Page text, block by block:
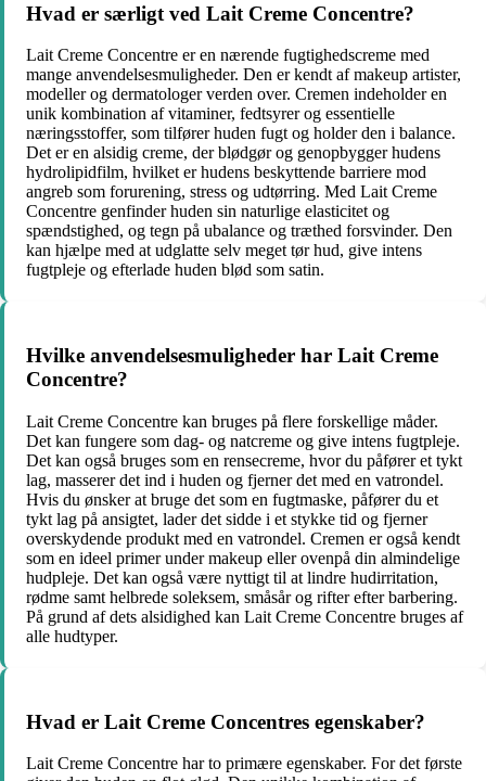
Hvad er særligt ved Lait Creme Concentre?
Lait Creme Concentre er en nærende fugtighedscreme med
mange anvendelsesmuligheder. Den er kendt af makeup artister,
modeller og dermatologer verden over. Cremen indeholder en
unik kombination af vitaminer, fedtsyrer og essentielle
næringsstoffer, som tilfører huden fugt og holder den i balance.
Det er en alsidig creme, der blødgør og genopbygger hudens
hydrolipidfilm, hvilket er hudens beskyttende barriere mod
angreb som forurening, stress og udtørring. Med Lait Creme
Concentre genfinder huden sin naturlige elasticitet og
spændstighed, og tegn på ubalance og træthed forsvinder. Den
kan hjælpe med at udglatte selv meget tør hud, give intens
fugtpleje og efterlade huden blød som satin.
Hvilke anvendelsesmuligheder har Lait Creme
Concentre?
Lait Creme Concentre kan bruges på flere forskellige måder.
Det kan fungere som dag- og natcreme og give intens fugtpleje.
Det kan også bruges som en rensecreme, hvor du påfører et tykt
lag, masserer det ind i huden og fjerner det med en vatrondel.
Hvis du ønsker at bruge det som en fugtmaske, påfører du et
tykt lag på ansigtet, lader det sidde i et stykke tid og fjerner
overskydende produkt med en vatrondel. Cremen er også kendt
som en ideel primer under makeup eller ovenpå din almindelige
hudpleje. Det kan også være nyttigt til at lindre hudirritation,
rødme samt helbrede soleksem, småsår og rifter efter barbering.
På grund af dets alsidighed kan Lait Creme Concentre bruges af
alle hudtyper.
Hvad er Lait Creme Concentres egenskaber?
Lait Creme Concentre har to primære egenskaber. For det første